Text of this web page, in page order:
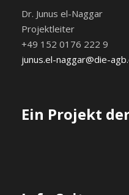
Dr. Junus el-Naggar
Projektleiter
+49 152 0176 222 9
junus.el-naggar@die-
Ein Projekt